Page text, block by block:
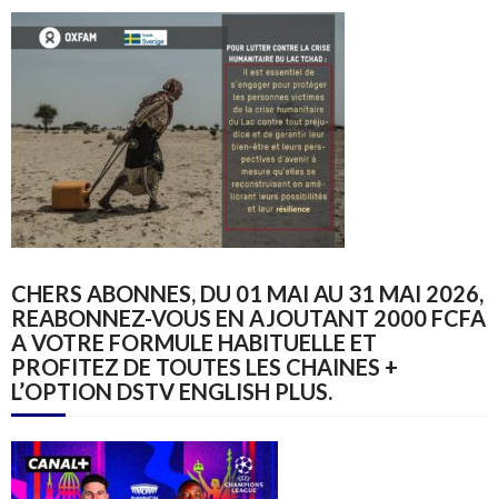
CHERS ABONNES, DU 01 MAI AU 31 MAI 2026,
REABONNEZ-VOUS EN AJOUTANT 2000 FCFA
A VOTRE FORMULE HABITUELLE ET
PROFITEZ DE TOUTES LES CHAINES +
L’OPTION DSTV ENGLISH PLUS.